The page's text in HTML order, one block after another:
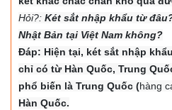
Hỏi?: Két sắt nhập khẩu từ
Nhật Bản tại Việt Nam không?
Đáp: Hiện tại, két sắt nhập
chỉ có từ Hàn Quốc, Trung
phổ biến là Trung Quốc (hàng
Hàn Quốc.